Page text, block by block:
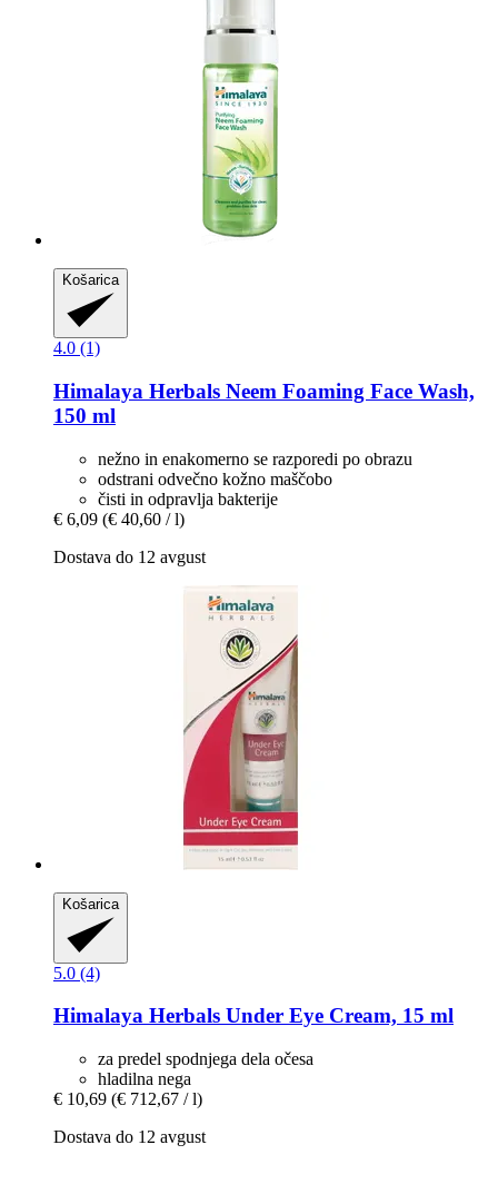
Košarica
4.0 (1)
Himalaya Herbals Neem Foaming Face Wash,
150 ml
nežno in enakomerno se razporedi po obrazu
odstrani odvečno kožno maščobo
čisti in odpravlja bakterije
€ 6,09 (€ 40,60 / l)
Dostava do 12 avgust
Košarica
5.0 (4)
Himalaya Herbals Under Eye Cream, 15 ml
za predel spodnjega dela očesa
hladilna nega
€ 10,69 (€ 712,67 / l)
Dostava do 12 avgust